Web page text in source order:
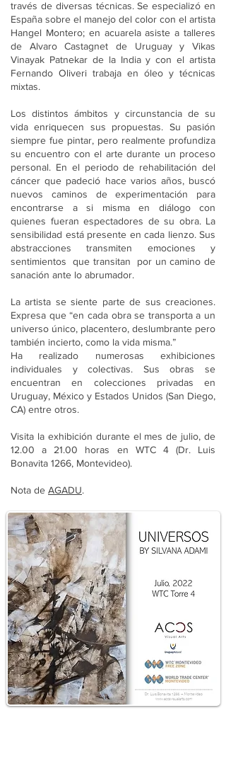
través de diversas técnicas. Se especializó en
España sobre el manejo del color con el artista
Hangel Montero; en acuarela asiste a talleres
de Alvaro Castagnet de Uruguay y Vikas
Vinayak Patnekar de la India y con el artista
Fernando Oliveri trabaja en óleo y técnicas
mixtas.
Los distintos ámbitos y circunstancia de su
vida enriquecen sus propuestas. Su pasión
siempre fue pintar, pero realmente profundiza
su encuentro con el arte durante un proceso
personal. En el periodo de rehabilitación del
cáncer que padeció hace varios años, buscó
nuevos caminos de experimentación para
encontrarse a si misma en diálogo con
quienes fueran espectadores de su obra. La
sensibilidad está presente en cada lienzo. Sus
abstracciones transmiten emociones y
sentimientos que transitan por un camino de
sanación ante lo abrumador.
La artista se siente parte de sus creaciones.
Expresa que “en cada obra se transporta a un
universo único, placentero, deslumbrante pero
también incierto, como la vida misma.”
Ha realizado numerosas exhibiciones
individuales y colectivas. Sus obras se
encuentran en colecciones privadas en
Uruguay, México y Estados Unidos (San Diego,
CA) entre otros.
Visita la exhibición durante el mes de julio, de
12.00 a 21.00 horas en WTC 4 (Dr. Luis
Bonavita 1266, Montevideo).
Nota de AGADU.